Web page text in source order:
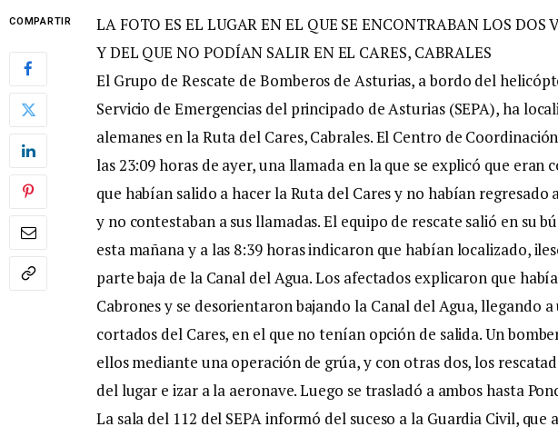
COMPARTIR
LA FOTO ES EL LUGAR EN EL QUE SE ENCONTRABAN LOS DOS
Y DEL QUE NO PODÍAN SALIR EN EL CARES, CABRALES
El Grupo de Rescate de Bomberos de Asturias, a bordo del
Servicio de Emergencias del principado de Asturias (SEPA), ha
alemanes en la Ruta del Cares, Cabrales. El Centro de
las 23:09 horas de ayer, una llamada en la que se explicó que eran
que habían salido a hacer la Ruta del Cares y no habían regresado
y no contestaban a sus llamadas. El equipo de rescate salió en su
esta mañana y a las 8:39 horas indicaron que habían localizado,
parte baja de la Canal del Agua. Los afectados explicaron que
Cabrones y se desorientaron bajando la Canal del Agua, llegando
cortados del Cares, en el que no tenían opción de salida. Un
ellos mediante una operación de grúa, y con otras dos, los
del lugar e izar a la aeronave. Luego se trasladó a ambos hasta
La sala del 112 del SEPA informó del suceso a la Guardia Civil, que